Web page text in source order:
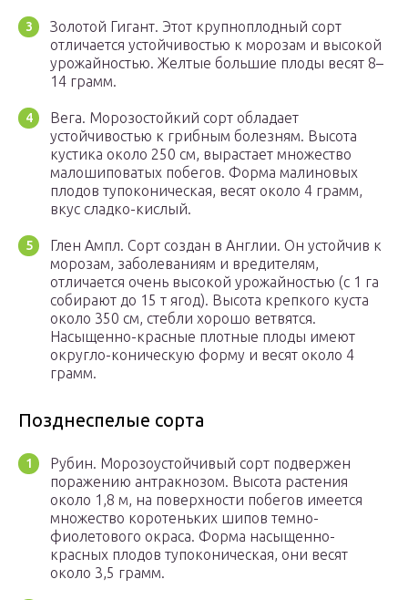
Золотой Гигант. Этот крупноплодный сорт
отличается устойчивостью к морозам и высокой
урожайностью. Желтые большие плоды весят 8–
14 грамм.
Вега. Морозостойкий сорт обладает
устойчивостью к грибным болезням. Высота
кустика около 250 см, вырастает множество
малошиповатых побегов. Форма малиновых
плодов тупоконическая, весят около 4 грамм,
вкус сладко-кислый.
Глен Ампл. Сорт создан в Англии. Он устойчив к
морозам, заболеваниям и вредителям,
отличается очень высокой урожайностью (с 1 га
собирают до 15 т ягод). Высота крепкого куста
около 350 см, стебли хорошо ветвятся.
Насыщенно-красные плотные плоды имеют
округло-коническую форму и весят около 4
грамм.
Позднеспелые сорта
Рубин. Морозоустойчивый сорт подвержен
поражению антракнозом. Высота растения
около 1,8 м, на поверхности побегов имеется
множество коротеньких шипов темно-
фиолетового окраса. Форма насыщенно-
красных плодов тупоконическая, они весят
около 3,5 грамм.